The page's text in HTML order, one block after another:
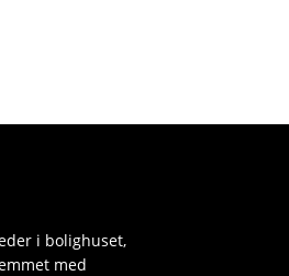
i bolighuset,
med